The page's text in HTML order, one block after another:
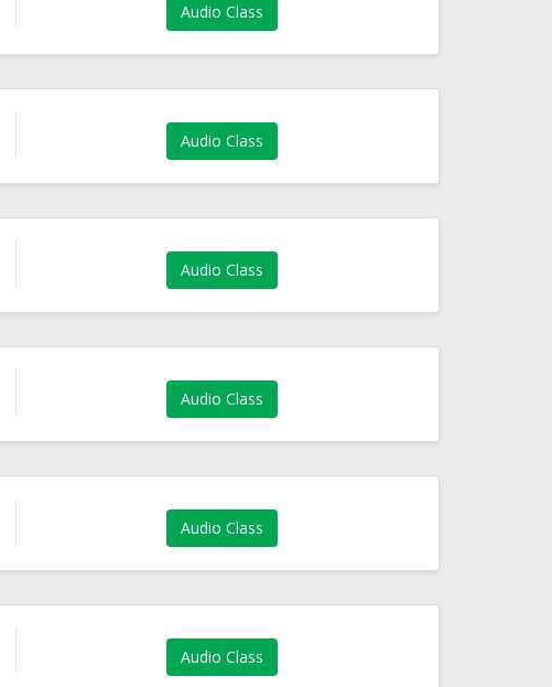
Audio Class
Audio Class
Audio Class
Audio Class
Audio Class
Audio Class